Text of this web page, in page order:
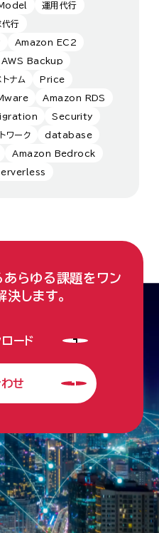
運用代行
代行
Amazon EC2
AWS Backup
トナム Price
Amazon RDS
Security
ワーク database
Amazon Bedrock
らゆる課題をワン
決します。
ード
せ